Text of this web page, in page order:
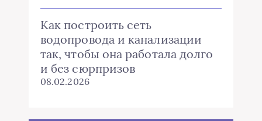
Как построить сеть
водопровода и канализации
так, чтобы она работала долго
и без сюрпризов
08.02.2026